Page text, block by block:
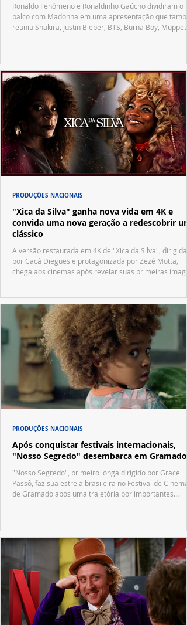
Ronaldo Fenômeno e Ronaldinho Gaúcho dividiram o
palco com Madonna em uma apresentação que
reuniu Shakira, Justin Bieber, BTS, Burna Boy, Muppets,
"Xica da Silva" ganha nova vida em 4K e
convida uma nova geração a redescobrir um
clássico
A versão restaurada em 4K de "Xica da Silva", dirigida
por Cacá Diegues e protagonizada por Zezé Motta,
chega aos cinemas após revelar suas primeiras
PRODUÇÕES NACIONAIS
Após conquistar festivais internacionais,
"Nosso Segredo" desembarca em Gramado
"Nosso Segredo", primeiro longa dirigido por Grace
Passô, faz sua estreia brasileira no Festival de Cinema
de Gramado após uma trajetória por importantes
PRODUÇÕES NACIONAIS